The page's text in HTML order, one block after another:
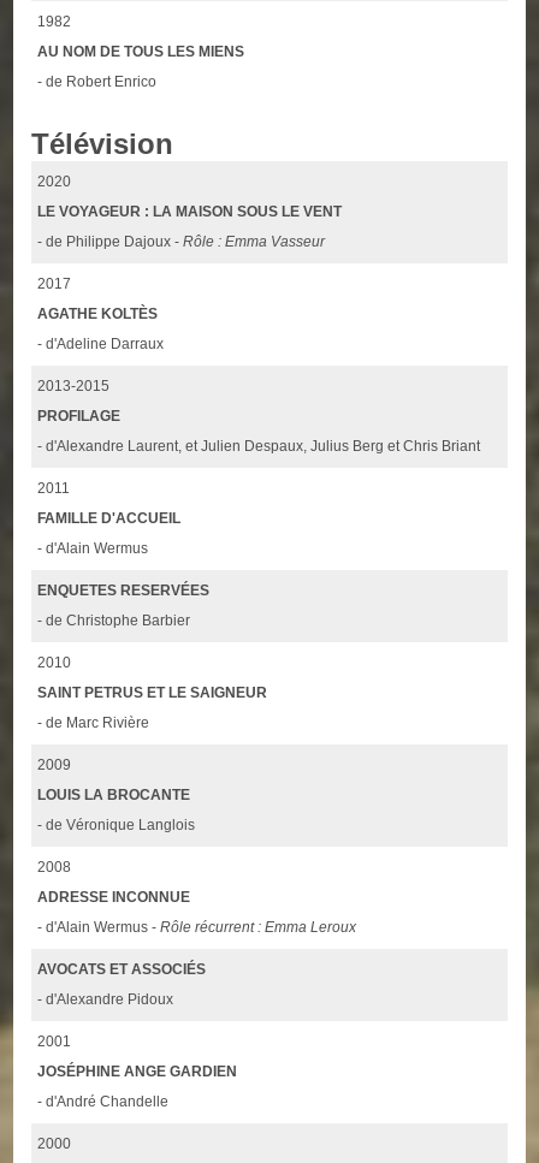
1982
AU NOM DE TOUS LES MIENS
- de Robert Enrico
Télévision
2020
LE VOYAGEUR : LA MAISON SOUS LE VENT
- de Philippe Dajoux -Rôle : Emma Vasseur
2017
AGATHE KOLTÈS
- d'Adeline Darraux
2013-2015
PROFILAGE
- d'Alexandre Laurent, et Julien Despaux, Julius Berg et Chris Briant
2011
FAMILLE D'ACCUEIL
- d'Alain Wermus
ENQUETES RESERVÉES
- de Christophe Barbier
2010
SAINT PETRUS ET LE SAIGNEUR
- de Marc Rivière
2009
LOUIS LA BROCANTE
- de Véronique Langlois
2008
ADRESSE INCONNUE
- d'Alain Wermus -Rôle récurrent : Emma Leroux
AVOCATS ET ASSOCIÉS
- d'Alexandre Pidoux
2001
JOSÉPHINE ANGE GARDIEN
- d'André Chandelle
2000